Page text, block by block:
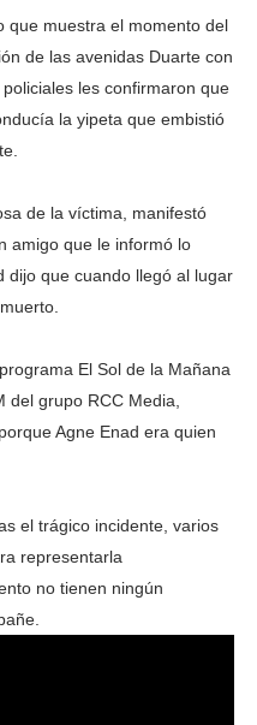
que muestra el momento del
de las avenidas Duarte con
les confirmaron que
la yipeta que embistió
de la víctima, manifestó
amigo que le informó lo
dijo que cuando llegó al lugar
El Sol de la Mañana
grupo RCC Media,
Agne Enad era quien
el trágico incidente, varios
representarla
no tienen ningún